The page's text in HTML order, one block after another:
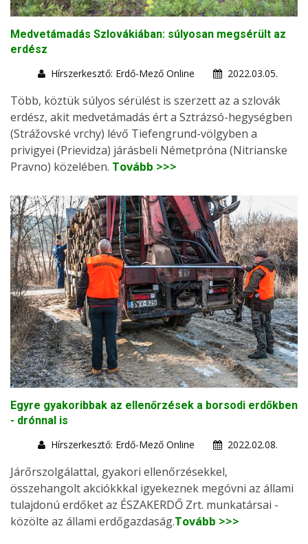
Medvetámadás Szlovákiában: súlyosan megsérült az
erdész
Hírszerkesztő: Erdő-Mező Online
2022.03.05.
Több, köztük súlyos sérülést is szerzett az a szlovák
erdész, akit medvetámadás ért a Sztrázsó-hegységben
(Strážovské vrchy) lévő Tiefengrund-völgyben a
privigyei (Prievidza) járásbeli Németpróna (Nitrianske
Pravno) közelében. Tovább >>>
Egyre gyakoribbak az ellenőrzések a borsodi erdőkben
- drónnal is
Hírszerkesztő: Erdő-Mező Online
2022.02.08.
Járőrszolgálattal, gyakori ellenőrzésekkel,
összehangolt akciókkkal igyekeznek megóvni az állami
tulajdonú erdőket az ÉSZAKERDŐ Zrt. munkatársai -
közölte az állami erdőgazdaság.Tovább >>>